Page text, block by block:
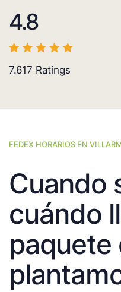
4.8
7.617 Ratings
FEDEX HORARIOS EN
Cuando
cuándo
paquete